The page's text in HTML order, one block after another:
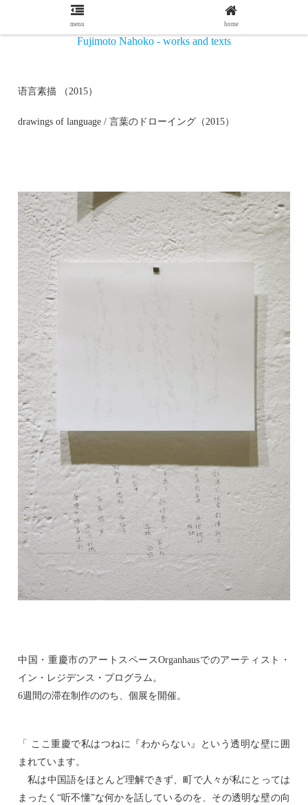
Fujimoto Nahoko - works and texts
语言素描 （2015）
drawings of language / 言葉のドローイング（2015）
中国・重慶市のアートスペースOrganhausでのアーティスト・
イン・レジデンス・プログラム。
6週間の滞在制作ののち、個展を開催。
「 ここ重慶で私はつねに『わからない』という透明な壁に囲
まれています。
私は中国語をほとんど理解できず、町で人々が私にとっては
まったく“听不懂”な何かを話しているのを、その透明な壁の向
menu home